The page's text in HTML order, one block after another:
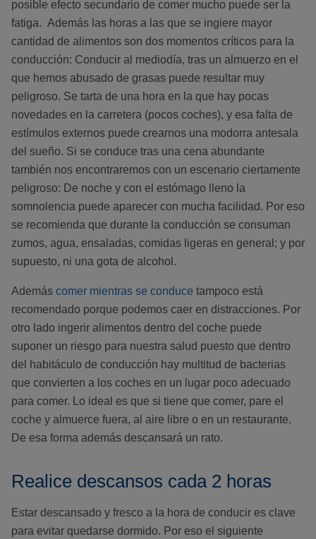
posible efecto secundario de comer mucho puede ser la
fatiga. Además las horas a las que se ingiere mayor
cantidad de alimentos son dos momentos críticos para la
conducción: Conducir al mediodía, tras un almuerzo en el
que hemos abusado de grasas puede resultar muy
peligroso. Se tarta de una hora en la que hay pocas
novedades en la carretera (pocos coches), y esa falta de
estímulos externos puede crearnos una modorra antesala
del sueño. Si se conduce tras una cena abundante
también nos encontraremos con un escenario ciertamente
peligroso: De noche y con el estómago lleno la
somnolencia puede aparecer con mucha facilidad. Por eso
se recomienda que durante la conducción se consuman
zumos, agua, ensaladas, comidas ligeras en general; y por
supuesto, ni una gota de alcohol.
Además comer mientras se conduce tampoco está
recomendado porque podemos caer en distracciones. Por
otro lado ingerir alimentos dentro del coche puede
suponer un riesgo para nuestra salud puesto que dentro
del habitáculo de conducción hay multitud de bacterias
que convierten a los coches en un lugar poco adecuado
para comer. Lo ideal es que si tiene que comer, pare el
coche y almuerce fuera, al aire libre o en un restaurante.
De esa forma además descansará un rato.
Realice descansos cada 2 horas
Estar descansado y fresco a la hora de conducir es clave
para evitar quedarse dormido. Por eso el siguiente